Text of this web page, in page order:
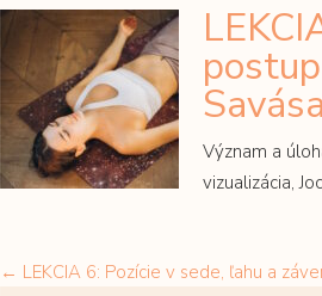
Význam a
vizualizácia,
LEKCIA 6: Pozície v sede, ľahu a